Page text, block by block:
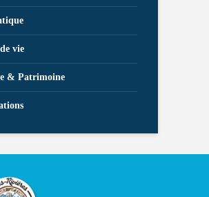
vie
& Patrimoine